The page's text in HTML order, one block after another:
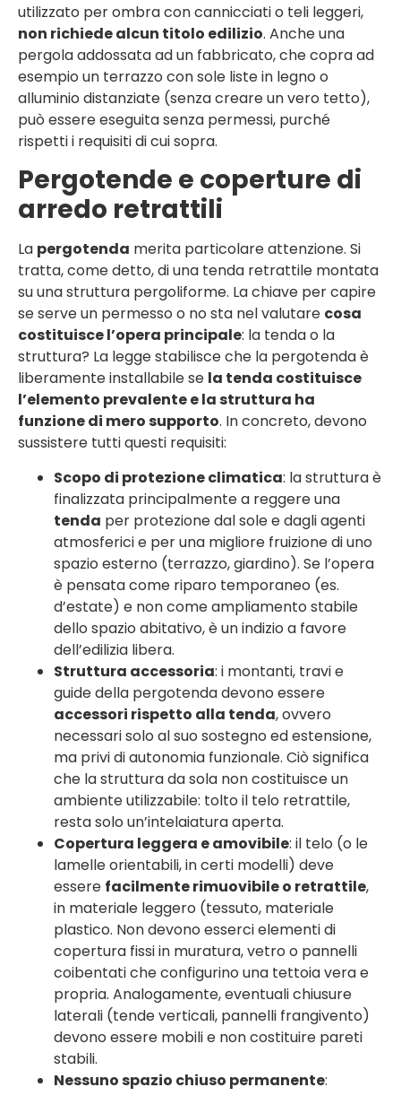
utilizzato per ombra con cannicciati o teli leggeri,
non richiede alcun titolo edilizio. Anche una
pergola addossata ad un fabbricato, che copra ad
esempio un terrazzo con sole liste in legno o
alluminio distanziate (senza creare un vero tetto),
può essere eseguita senza permessi, purché
rispetti i requisiti di cui sopra.
Pergotende e coperture di
arredo retrattili
La pergotenda merita particolare attenzione. Si
tratta, come detto, di una tenda retrattile montata
su una struttura pergoliforme. La chiave per capire
se serve un permesso o no sta nel valutare cosa
costituisce l’opera principale: la tenda o la
struttura? La legge stabilisce che la pergotenda è
liberamente installabile se la tenda costituisce
l’elemento prevalente e la struttura ha
funzione di mero supporto. In concreto, devono
sussistere tutti questi requisiti:
Scopo di protezione climatica: la struttura è
finalizzata principalmente a reggere una
tenda per protezione dal sole e dagli agenti
atmosferici e per una migliore fruizione di uno
spazio esterno (terrazzo, giardino). Se l’opera
è pensata come riparo temporaneo (es.
d’estate) e non come ampliamento stabile
dello spazio abitativo, è un indizio a favore
dell’edilizia libera.
Struttura accessoria: i montanti, travi e
guide della pergotenda devono essere
accessori rispetto alla tenda, ovvero
necessari solo al suo sostegno ed estensione,
ma privi di autonomia funzionale. Ciò significa
che la struttura da sola non costituisce un
ambiente utilizzabile: tolto il telo retrattile,
resta solo un’intelaiatura aperta.
Copertura leggera e amovibile: il telo (o le
lamelle orientabili, in certi modelli) deve
essere facilmente rimuovibile o retrattile,
in materiale leggero (tessuto, materiale
plastico. Non devono esserci elementi di
copertura fissi in muratura, vetro o pannelli
coibentati che configurino una tettoia vera e
propria. Analogamente, eventuali chiusure
laterali (tende verticali, pannelli frangivento)
devono essere mobili e non costituire pareti
stabili.
Nessuno spazio chiuso permanente: